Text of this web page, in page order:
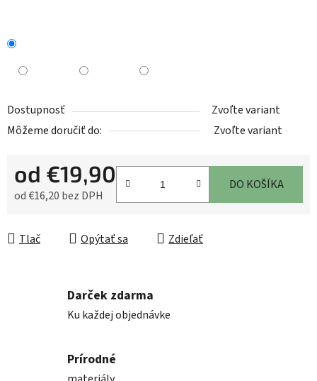
Dostupnosť
Zvoľte variant
Môžeme doručiť do:
Zvoľte variant
od €19,90
od€16,20 bez DPH
DO KOŠÍKA
Tlač Opýtať sa Zdieľať
Darček zdarma
Ku každej objednávke
Prírodné